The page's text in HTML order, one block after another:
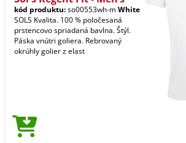
kód produktu:so00553wh-mWhite
SOLS Kvalita. 100 % poločesaná
prstencovo spriadaná bavlna. Štýl.
Páska vnútri goliera. Rebrovaný
okrúhly golier z elast